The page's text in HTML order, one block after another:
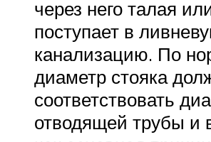
через него талая
поступает в
канализацию. По
диаметр стояка
соответствовать
отводящей трубы и